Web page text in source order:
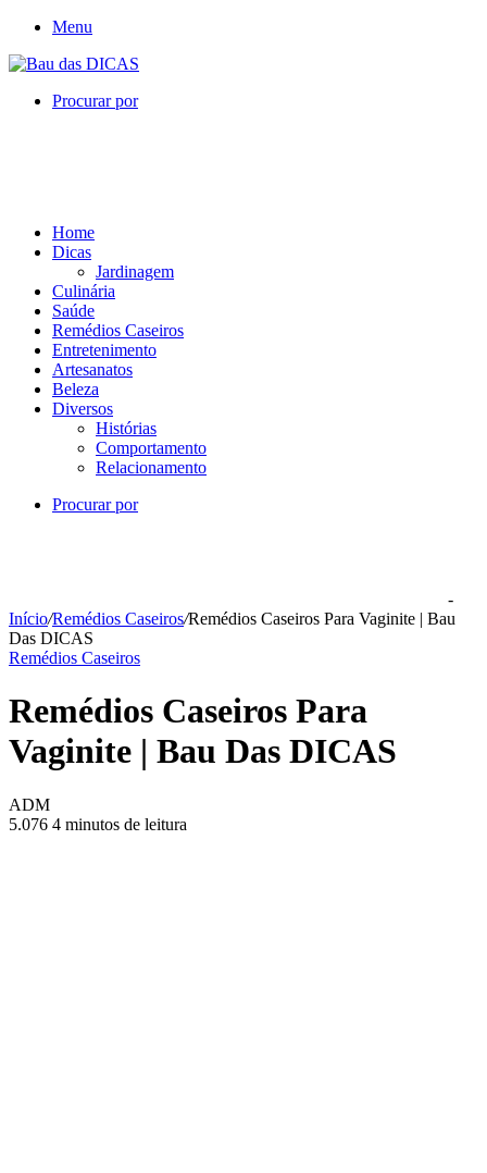
Menu
Procurar por
Home
Dicas
Jardinagem
Culinária
Saúde
Remédios Caseiros
Entretenimento
Artesanatos
Beleza
Diversos
Histórias
Comportamento
Relacionamento
Procurar por
-
Início/Remédios Caseiros/Remédios Caseiros Para Vaginite | Bau
Das DICAS
Remédios Caseiros
Remédios Caseiros Para
Vaginite | Bau Das DICAS
ADM
5.076 4 minutos de leitura